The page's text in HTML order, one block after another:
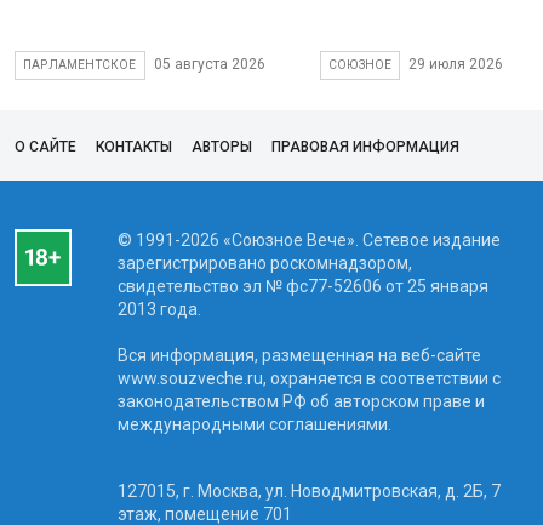
ПАРЛАМЕНТСКОЕ 05 августа 2026 СОЮЗНОЕ 29 июля 2026
О САЙТЕ КОНТАКТЫ АВТОРЫ ПРАВОВАЯ ИНФОРМАЦИЯ
© 1991-2026 «Союзное Вече». Сетевое издание
зарегистрировано роскомнадзором,
свидетельство эл № фc77-52606 от 25 января
2013 года.
Вся информация, размещенная на веб-сайте
www.souzveche.ru, охраняется в соответствии с
законодательством РФ об авторском праве и
международными соглашениями.
127015, г. Москва, ул. Новодмитровская, д. 2Б, 7
этаж, помещение 701